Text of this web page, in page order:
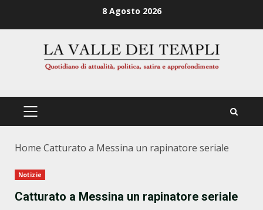
8 Agosto 2026
PRIMÄRES
Home Catturato a Messina un rapinatore seriale
Notizie
Catturato a Messina un rapinatore seriale